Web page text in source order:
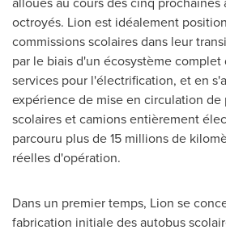
octroyés. Lion est idéalement
commissions scolaires dans leur
par le biais d'un écosystème
services pour l'électrification, et en
expérience de mise en circulation
scolaires et camions entièrement
parcouru plus de 15 millions de
réelles d'opération.
Dans un premier temps, Lion se
fabrication initiale des autobus